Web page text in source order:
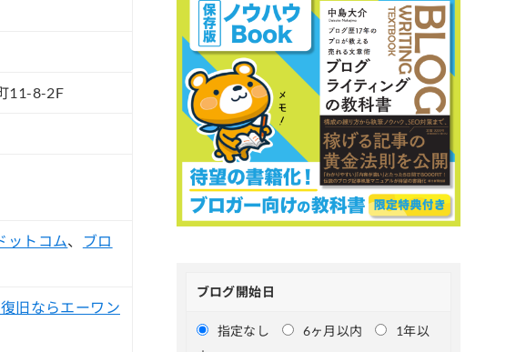
11-8-2F
ットコム、
ブロ
旧ならエーワン
ブログ開始日
指定なし 6ヶ月以内
1年以